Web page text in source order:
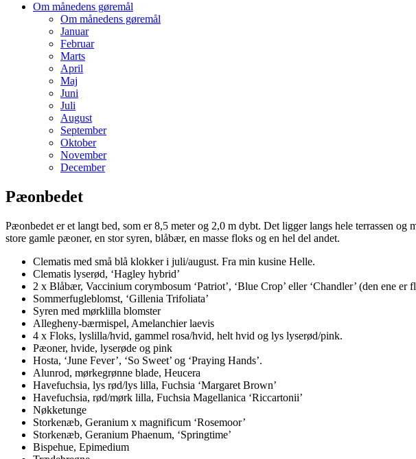
Om månedens gøremål
Om månedens gøremål
Januar
Februar
Marts
April
Maj
Juni
Juli
August
September
Oktober
November
December
Pæonbedet
Pæonbedet er et langt bed, som er 8,5 meter og 2,0 m dybt. Det ligger langs hele terrassen
store gamle pæoner, en stor syren, blåbær, en masse floks og en hel del andet.
Clematis med små blå klokker i juli/august. Fra min kusine Helle.
Clematis lyserød, ‘Hagley hybrid’
2 x Blåbær, Vaccinium corymbosum ‘Patriot’, ‘Blue Crop’ eller ‘Chandler’ (den ene
Sommerfugleblomst, ‘Gillenia Trifoliata’
Syren med mørklilla blomster
Allegheny-bærmispel, Amelanchier laevis
4 x Floks, lyslilla/hvid, gammel rosa/hvid, helt hvid og lys lyserød/pink.
Pæoner, hvide, lyserøde og pink
Hosta, ‘June Fever’, ‘So Sweet’ og ‘Praying Hands’.
Alunrod, mørkegrønne blade, Heucera
Havefuchsia, lys rød/lys lilla, Fuchsia ‘Margaret Brown’
Havefuchsia, rød/mørk lilla, Fuchsia Magellanica ‘Riccartonii’
Nøkketunge
Storkenæb, Geranium x magnificum ‘Rosemoor’
Storkenæb, Geranium Phaenum, ‘Springtime’
Bispehue, Epimedium